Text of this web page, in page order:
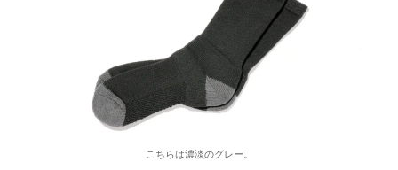
こちらは濃淡のグレー。